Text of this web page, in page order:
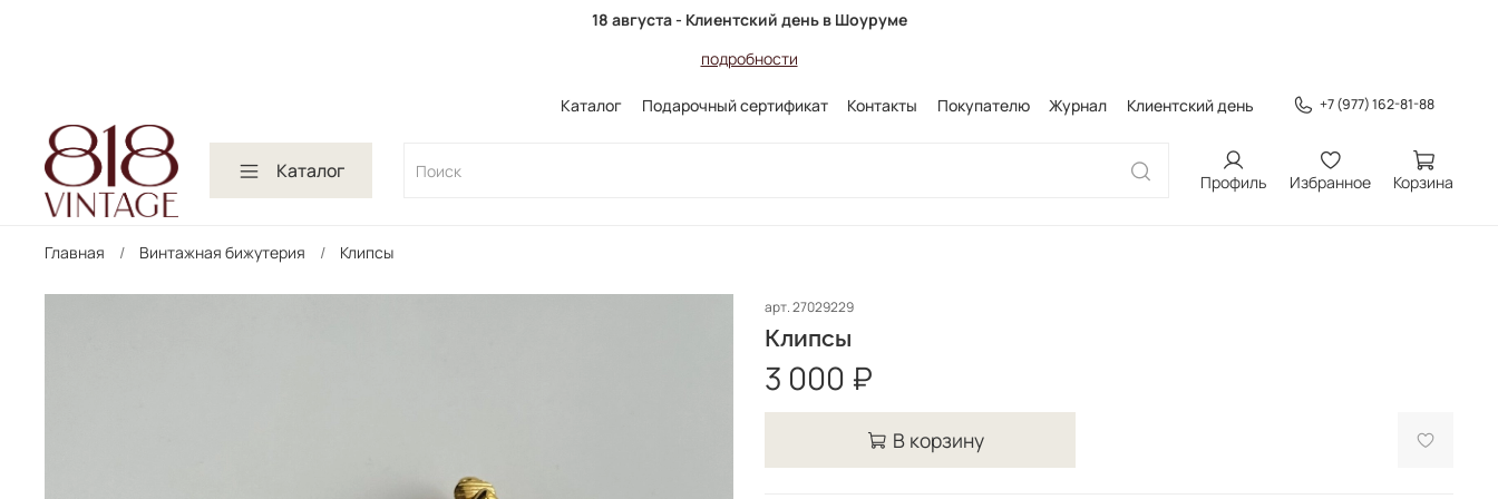
18 августа - Клиентский день в Шоуруме
подробности
Каталог Подарочный сертификат Контакты Покупателю Журнал Клиентский день +7 (977) 162-81-88
Каталог Профиль Избранное Корзина
Главная Винтажная бижутерия Клипсы
арт.27029229
Клипсы
3 000 ₽
В корзину